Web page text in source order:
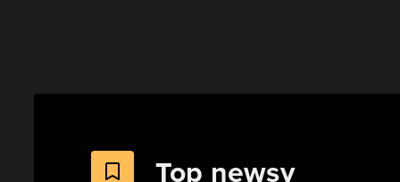
Top newsy